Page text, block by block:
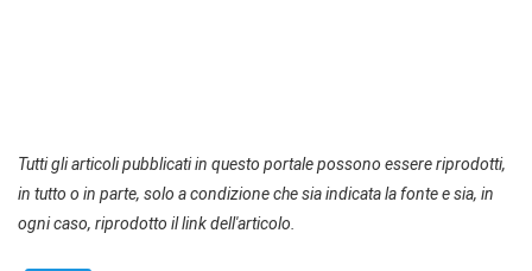
Tutti gli articoli pubblicati in questo portale possono essere riprodotti,
in tutto o in parte, solo a condizione che sia indicata la fonte e sia, in
ogni caso, riprodotto il link dell'articolo.